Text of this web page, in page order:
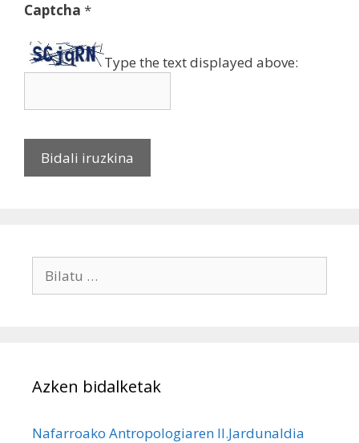
Captcha *
Type the text displayed above:
Azken bidalketak
Nafarroako Antropologiaren II.Jardunaldia